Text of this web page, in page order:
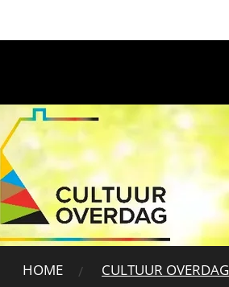
HOME CULTUUR OVERDAG